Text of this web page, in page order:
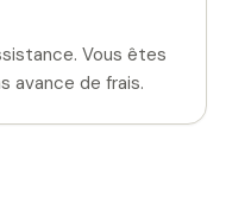
Vous êtes
avance de frais.